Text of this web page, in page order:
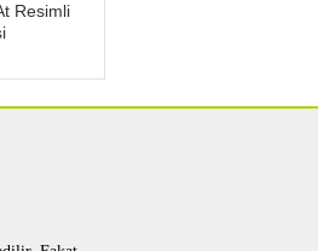
Resimli